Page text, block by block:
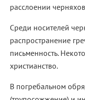
расслоении
Среди носителей
распространение
письменность.
христианство.
В погребальном